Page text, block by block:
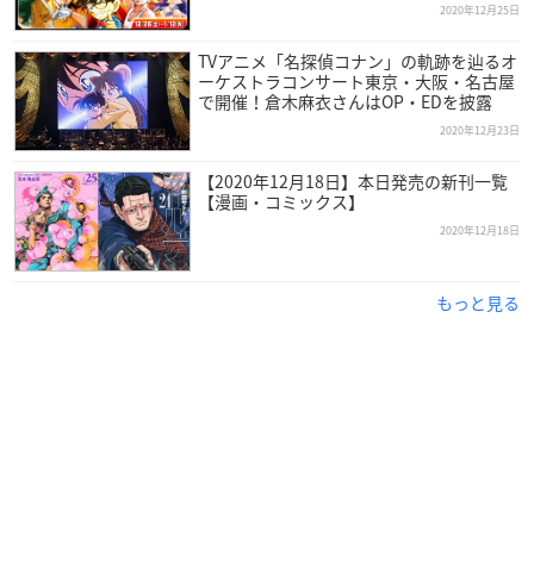
2020年12月25日
TVアニメ「名探偵コナン」の軌跡を辿るオ
ーケストラコンサート東京・大阪・名古屋
で開催！倉木麻衣さんはOP・EDを披露
2020年12月23日
【2020年12月18日】本日発売の新刊一覧
【漫画・コミックス】
2020年12月18日
もっと見る